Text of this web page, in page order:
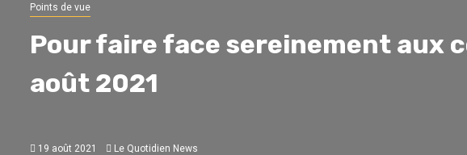
Points de vue
Pour faire face sereinement aux
août 2021
19 août 2021 Le Quotidien News